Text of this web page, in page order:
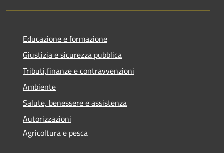
Educazione e formazione
Giustizia e sicurezza pubblica
Tributi,finanze e contravvenzioni
Ambiente
Salute, benessere e assistenza
Autorizzazioni
Agricoltura e pesca